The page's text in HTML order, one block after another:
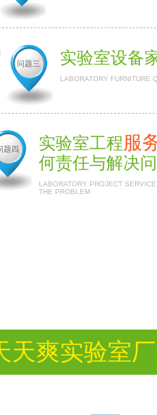
问题三 实验室设备
LABORATORY FURNITURE
题四 实验室工程服
何责任与解决
LABORATORY PROJECT
THE PROBLEM
天爽实验室